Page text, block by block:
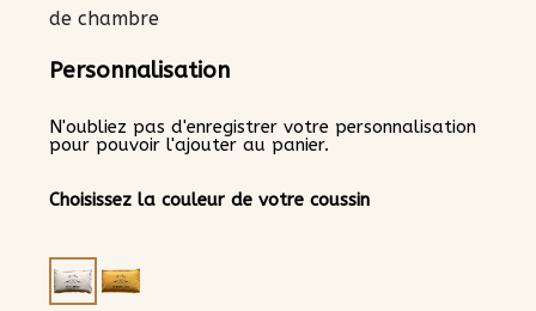
de chambre
Personnalisation
N'oubliez pas d'enregistrer votre personnalisation
pour pouvoir l'ajouter au panier.
Choisissez la couleur de votre coussin